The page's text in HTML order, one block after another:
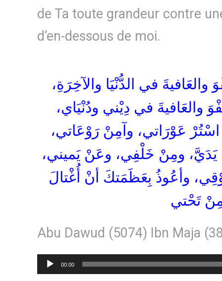
de Ta toute grandeur contre
d’en-dessous de moi.
والعَافيةَ في الدُّنْيَا والآخِرَةِ،
والعَافيةَ في دِيْني ودُنْيَاي،
اسْتُرْ عَوْرَاتي، وآمِنْ رَوْعَاتي،
ومِنْ خَلْفِي، وعَنْ يَميني،
وأعُوذُ بِعَظَمَتكَ أنْ أُغْتالَ
تَحْتي
Abu Dawud (5074) Ibn Maja
Lecteur
audio
00:00